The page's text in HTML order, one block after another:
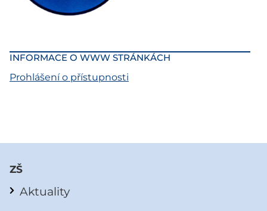
INFORMACE O WWW STRÁNKÁCH
Prohlášení o přístupnosti
ZŠ
Aktuality